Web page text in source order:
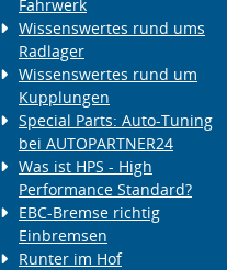
Fahrwerk
Wissenswertes rund ums
Radlager
Wissenswertes rund um
Kupplungen
Special Parts: Auto-Tuning
bei AUTOPARTNER24
Was ist HPS - High
Performance Standard?
EBC-Bremse richtig
Einbremsen
Runter im Hof